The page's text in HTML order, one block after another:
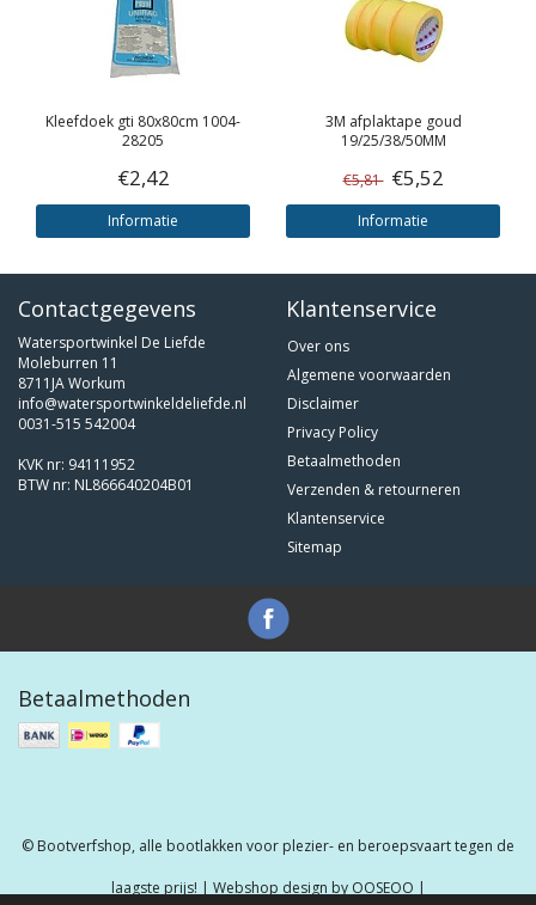
Kleefdoek gti 80x80cm 1004-
28205
€2,42
Informatie
3M afplaktape goud
19/25/38/50MM
€5,81 €5,52
Informatie
Contactgegevens
Watersportwinkel De Liefde
Moleburren 11
8711JA Workum
info@watersportwinkeldeliefde.nl
0031-515 542004
KVK nr: 94111952
BTW nr: NL866640204B01
Klantenservice
Over ons
Algemene voorwaarden
Disclaimer
Privacy Policy
Betaalmethoden
Verzenden & retourneren
Klantenservice
Sitemap
Betaalmethoden
© Bootverfshop, alle bootlakken voor plezier- en beroepsvaart tegen de
laagste prijs! | Webshop design by OOSEOO |